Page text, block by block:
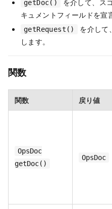
getDoc()
を介して、ス
キュメントフィールドを宣
getRequest()
を介して
します。
関数
関数 戻り値
OpsDoc
getDoc()
OpsDoc